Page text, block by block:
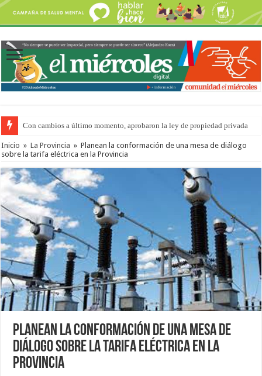
Con cambios a último momento, aprobaron la ley de propiedad privada
Inicio » La Provincia » Planean la conformación de una mesa de diálogo
sobre la tarifa eléctrica en la Provincia
Planean la conformación de una mesa de
diálogo sobre la tarifa eléctrica en la
Provincia